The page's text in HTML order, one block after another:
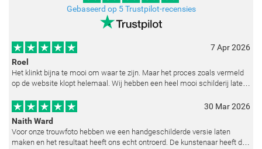
Gebaseerd op 5 Trustpilot-recensies
7 Apr 2026
Roel
Het klinkt bijna te mooi om waar te zijn. Maar het proces zoals vermeld
op de website klopt helemaal. Wij hebben een heel mooi schilderij laten
30 Mar 2026
Naith Ward
Voor onze trouwfoto hebben we een handgeschilderde versie laten
maken en het resultaat heeft ons echt ontroerd. De kunstenaar heeft de